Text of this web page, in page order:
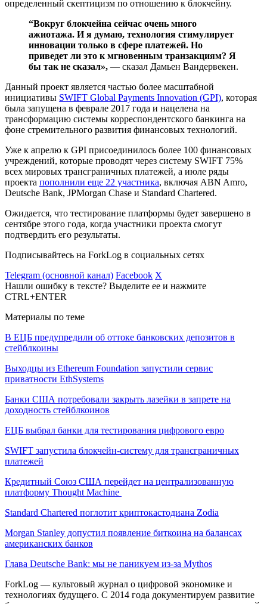
определенный скептицизм по отношению к блокчейну.
“Вокруг блокчейна сейчас очень много
ажиотажа. И я думаю, технология стимулирует
инновации только в сфере платежей. Но
приведет ли это к мгновенным транзакциям? Я
бы так не сказал», — сказал Дамьен Вандервекен.
Данный проект является частью более масштабной
инициативы SWIFT Global Payments Innovation (GPI), которая
была запущена в феврале 2017 года и нацелена на
трансформацию системы корреспондентского банкинга на
фоне стремительного развития финансовых технологий.
Уже к апрелю к GPI присоединилось более 100 финансовых
учреждений, которые проводят через систему SWIFT 75%
всех мировых трансграничных платежей, а июле ряды
проекта пополнили еще 22 участника, включая ABN Amro,
Deutsche Bank, JPMorgan Chase и Standard Chartered.
Ожидается, что тестирование платформы будет завершено в
сентябре этого года, когда участники проекта смогут
подтвердить его результаты.
Подписывайтесь на ForkLog в социальных сетях
Telegram (основной канал) Facebook X
Нашли ошибку в тексте? Выделите ее и нажмите
CTRL+ENTER
Материалы по теме
В ЕЦБ предупредили об оттоке банковских депозитов в
стейблкоины
Выходцы из Ethereum Foundation запустили сервис
приватности EthSystems
Банки США потребовали закрыть лазейки в запрете на
доходность стейблкоинов
ЕЦБ выбрал банки для тестирования цифрового евро
SWIFT запустила блокчейн-систему для трансграничных
платежей
Кредитный Союз США перейдет на централизованную
платформу Thought Machine
Standard Chartered поглотит криптокастодиана Zodia
Morgan Stanley допустил появление биткоина на балансах
американских банков
Глава Deutsche Bank: мы не паникуем из-за Mythos
ForkLog — культовый журнал о цифровой экономике и
технологиях будущего. С 2014 года документируем развитие